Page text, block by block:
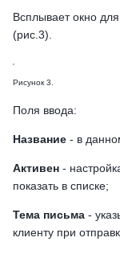
Всплывает окно
(рис.3).
Рисунок 3.
Поля ввода:
Название - в
Активен -
показать в списке;
Тема письма -
клиенту при